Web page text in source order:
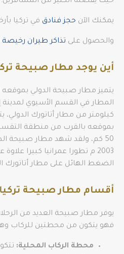
يمكنك الآن حجز فنادق في تركيا
والحصول على تذاكر طيران
أين يوجد مطار صبيحة
يتميز مطار صبيحة الدولي بموقعه
كيلومتر من مطار أتاتورك الدولي،
بموقعه بالقرب من منطقة
50 كم، ولقد شهد مطار صبيحة
2003 م تطورا عمرانيا كبيرا
الضغط الهائل على مطار أتاتورك
أقسام مطار صبيحة تركيا
يوفر مطار صبيحة العديد من
فهو يتكون من محطتين للركاب
محطة الركاب المحلية: